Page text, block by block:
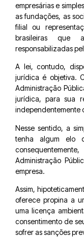
empresárias e
as fundações, as
filial ou
brasileiras que
responsabilizadas
A lei, contudo,
jurídica é objetiva.
Administração
jurídica, para sua
independentemente
Nesse sentido, a
tenha algum elo
Administração
empresa.
Assim,
oferece propina a
uma licença
consentimento de
sofrer as sanções